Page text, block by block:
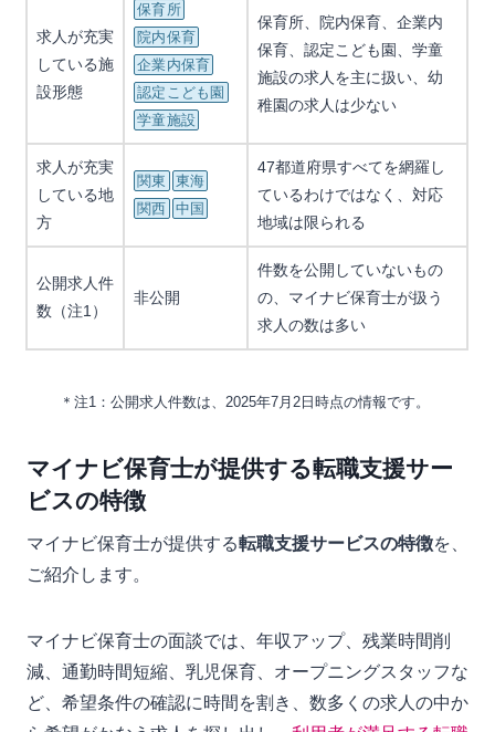
求人が充実
している施
設形態
保育所
院内保育
企業内保育
認定こども園
学童施設
保育所、院内保育、企業内
保育、認定こども園、学童
施設の求人を主に扱い、幼
稚園の求人は少ない
求人が充実
している地
方
関東
東海
関西 中国
47都道府県すべてを網羅し
ているわけではなく、対応
地域は限られる
公開求人件
数（注1）
非公開
件数を公開していないもの
の、マイナビ保育士が扱う
求人の数は多い
＊注1：公開求人件数は、2025年7月2日時点の情報です。
マイナビ保育士が提供する転職支援サー
ビスの特徴
マイナビ保育士が提供する転職支援サービスの特徴を、
ご紹介します。
マイナビ保育士の面談では、年収アップ、残業時間削
減、通勤時間短縮、乳児保育、オープニングスタッフな
ど、希望条件の確認に時間を割き、数多くの求人の中か